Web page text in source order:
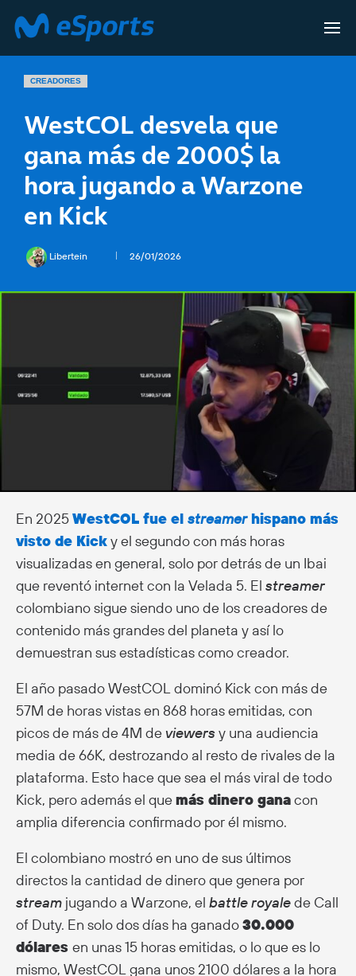
CREADORES
WestCOL desvela que
gana más de 2000$ la
hora jugando a Warzone
en Kick
Libertein 26/01/2026
En 2025WestCOL fue el streamerhispano más
visto de Kicky el segundo con más horas
visualizadas en general, solo por detrás de un Ibai
que reventó internet con la Velada 5. El streamer
colombiano sigue siendo uno de los creadores de
contenido más grandes del planeta y así lo
demuestran sus estadísticas como creador.
El año pasado WestCOL dominó Kick con más de
57M de horas vistas en 868 horas emitidas, con
picos de más de 4M de viewersy una audiencia
media de 66K, destrozando al resto de rivales de la
plataforma. Esto hace que sea el más viral de todo
Kick, pero además el quemás dinero ganacon
amplia diferencia confirmado por él mismo.
El colombiano mostró en uno de sus últimos
directos la cantidad de dinero que genera por
stream jugando a Warzone, el battle royalede Call
of Duty. En solo dos días ha ganado30.000
dólares en unas 15 horas emitidas, o lo que es lo
mismo, WestCOL gana unos 2100 dólares a la hora